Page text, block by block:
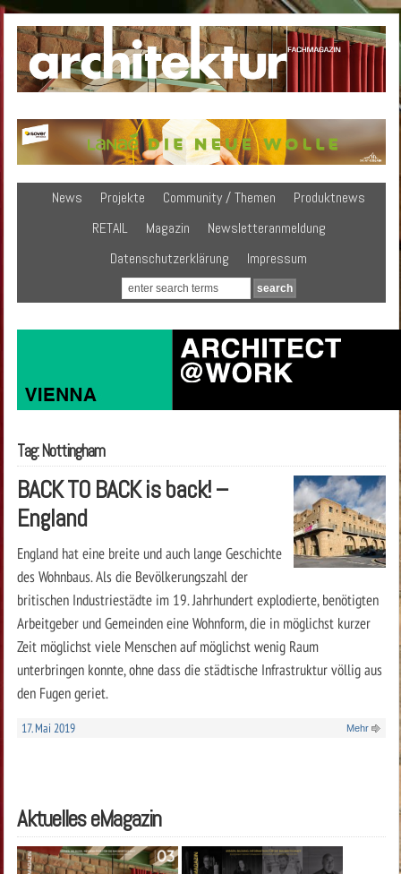
News Projekte Community / Themen
Produktnews
RETAIL
Magazin
Newsletteranmeldung
Datenschutzerklärung
Impressum
Tag: Nottingham
BACK TO BACK is back! –
England
England hat eine breite und auch lange Geschichte
des Wohnbaus. Als die Bevölkerungszahl der
britischen Industriestädte im 19. Jahrhundert explodierte, benötigten
Arbeitgeber und Gemeinden eine Wohnform, die in möglichst kurzer
Zeit möglichst viele Menschen auf möglichst wenig Raum
unterbringen konnte, ohne dass die städtische Infrastruktur völlig aus
den Fugen geriet.
17. Mai 2019 Mehr
Aktuelles eMagazin